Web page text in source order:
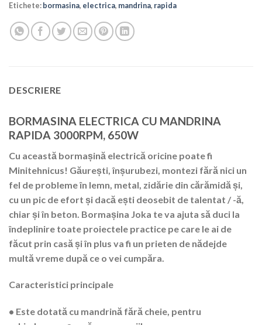
Etichete:bormasina, electrica, mandrina, rapida
DESCRIERE
BORMASINA ELECTRICA CU MANDRINA
RAPIDA 3000RPM, 650W
Cu această bormașină electrică oricine poate fi
Minitehnicus! Găurești, înșurubezi, montezi fără nici un
fel de probleme în lemn, metal, zidărie din cărămidă și,
cu un pic de efort și dacă ești deosebit de talentat / -ă,
chiar și în beton. Bormașina Joka te va ajuta să duci la
îndeplinire toate proiectele practice pe care le ai de
făcut prin casă și în plus va fi un prieten de nădejde
multă vreme după ce o vei cumpăra.
Caracteristici principale
• Este dotată cu mandrină fără cheie, pentru